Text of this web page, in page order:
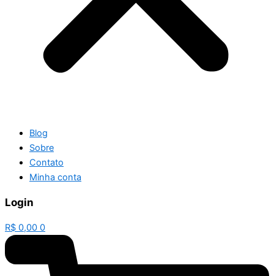
Blog
Sobre
Contato
Minha conta
Login
R$ 0,00 0